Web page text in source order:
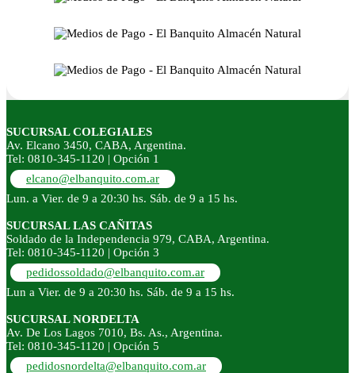
SUCURSAL COLEGIALES
Av. Elcano 3450, CABA, Argentina.
Tel: 0810-345-1120 | Opción 1
elcano@elbanquito.com.ar
Lun. a Vier. de 9 a 20:30 hs. Sáb. de 9 a 15 hs.
SUCURSAL LAS CAÑITAS
Soldado de la Independencia 979, CABA, Argentina.
Tel: 0810-345-1120 | Opción 3
pedidossoldado@elbanquito.com.ar
Lun a Vier. de 9 a 20:30 hs. Sáb. de 9 a 15 hs.
SUCURSAL NORDELTA
Av. De Los Lagos 7010, Bs. As., Argentina.
Tel: 0810-345-1120 | Opción 5
pedidosnordelta@elbanquito.com.ar